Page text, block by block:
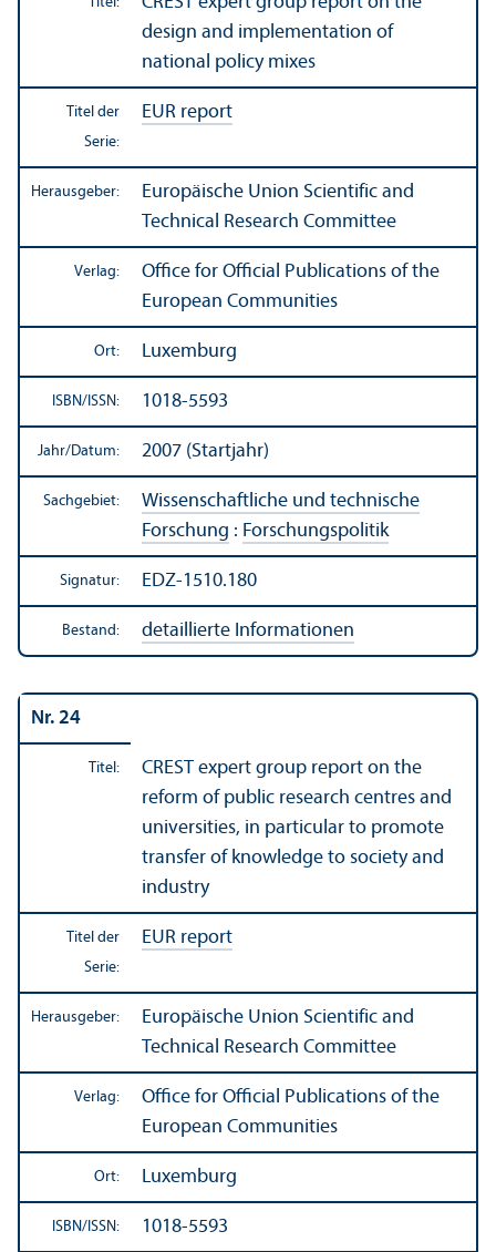
design and implementation of
national policy mixes
Titel der
Serie:
EUR report
Herausgeber:
Europäische Union Scientific and
Technical Research Committee
Verlag:
Office for Official Publications of the
European Communities
Ort: Luxemburg
ISBN/ISSN: 1018-5593
Jahr/Datum: 2007 (Startjahr)
Sachgebiet:
Wissenschaft­liche und technische
Forschung : Forschungs­politik
Signatur: EDZ-1510.180
Bestand: detaillierte Informationen
Nr. 24
Titel:
CREST expert group report on the
reform of public research centres and
universities, in particular to promote
trans­fer of knowledge to society and
industry
Titel der
Serie:
EUR report
Herausgeber:
Europäische Union Scientific and
Technical Research Committee
Verlag:
Office for Official Publications of the
European Communities
Ort: Luxemburg
ISBN/ISSN: 1018-5593